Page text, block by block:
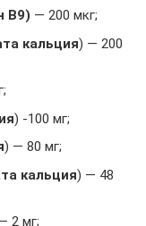
B9) — 200 мкг;
кальция) — 200
) -100 мг;
) — 80 мг;
кальция) — 48
2 мг;